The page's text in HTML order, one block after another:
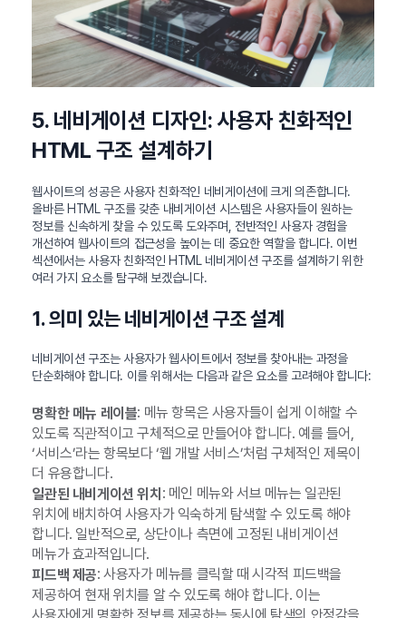
5. 네비게이션 디자인: 사용자 친화적인
HTML 구조 설계하기
웹사이트의 성공은 사용자 친화적인 네비게이션에 크게 의존합니다.
올바른 HTML 구조를 갖춘 내비게이션 시스템은 사용자들이 원하는
정보를 신속하게 찾을 수 있도록 도와주며, 전반적인 사용자 경험을
개선하여 웹사이트의 접근성을 높이는 데 중요한 역할을 합니다. 이번
섹션에서는 사용자 친화적인 HTML 네비게이션 구조를 설계하기 위한
여러 가지 요소를 탐구해 보겠습니다.
1. 의미 있는 네비게이션 구조 설계
네비게이션 구조는 사용자가 웹사이트에서 정보를 찾아내는 과정을
단순화해야 합니다. 이를 위해서는 다음과 같은 요소를 고려해야 합니다:
명확한 메뉴 레이블: 메뉴 항목은 사용자들이 쉽게 이해할 수
있도록 직관적이고 구체적으로 만들어야 합니다. 예를 들어,
‘서비스’라는 항목보다 ‘웹 개발 서비스’처럼 구체적인 제목이
더 유용합니다.
일관된 내비게이션 위치 : 메인 메뉴와 서브 메뉴는 일관된
위치에 배치하여 사용자가 익숙하게 탐색할 수 있도록 해야
합니다. 일반적으로, 상단이나 측면에 고정된 내비게이션
메뉴가 효과적입니다.
피드백 제공: 사용자가 메뉴를 클릭할 때 시각적 피드백을
제공하여 현재 위치를 알 수 있도록 해야 합니다. 이는
사용자에게 명확한 정보를 제공하는 동시에 탐색의 안정감을